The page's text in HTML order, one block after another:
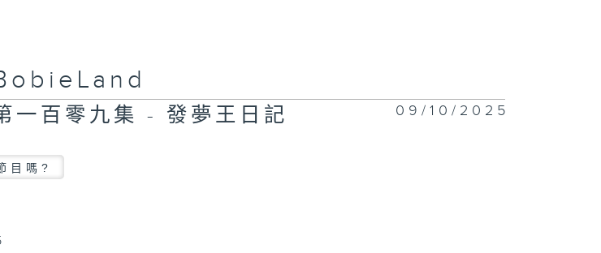
第二百七十二集 -
一百零九集 - 發夢王日記 09/10/2025
目嗎?